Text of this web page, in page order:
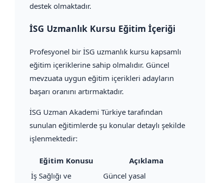
destek olmaktadır.
İSG Uzmanlık Kursu Eğitim İçeriği
Profesyonel bir İSG uzmanlık kursu kapsamlı
eğitim içeriklerine sahip olmalıdır. Güncel
mevzuata uygun eğitim içerikleri adayların
başarı oranını artırmaktadır.
İSG Uzman Akademi Türkiye tarafından
sunulan eğitimlerde şu konular detaylı şekilde
işlenmektedir:
Eğitim Konusu
Açıklama
İş Sağlığı ve
Güncel yasal